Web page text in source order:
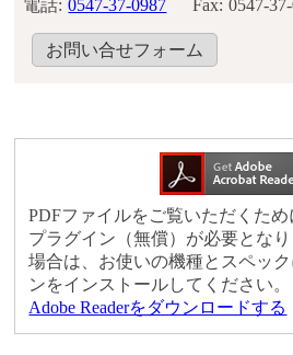
電話: 0547-37-0987 Fax: 0547-
お問い合せフォーム
PDFファイルをご覧いただくため
プラグイン（無償）が必要とな
場合は、お使いの機種とスペッ
ンをインストールしてください。
Adobe Readerをダウンロードする